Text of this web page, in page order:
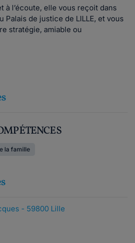
à l’écoute, elle vous reçoit dans
Palais de justice de LILLE, et vous
stratégie, amiable ou
la famille
- 59800 Lille